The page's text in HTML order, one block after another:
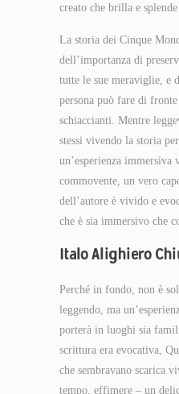
creato che brilla e
La storia dei Cinque
dell’importanza di
tutte le sue meraviglie, e
persona può fare di
schiaccianti. Mentre
stessi vivendo la storia
un’esperienza immersiva
commovente, un vero
dell’autore è vivido e
che è sia immersivo che
Italo Alighiero
Perché in fondo, non è
leggendo, ma
porterà in luoghi sia
scrittura era evocativa,
che sembravano scarica
tempo, effimere – un